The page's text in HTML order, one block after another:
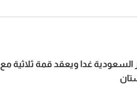
السعودية غدا ويعقد قمة ثلاثية مع